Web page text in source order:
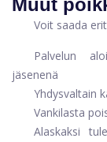
Muut
Voit saada
Palvelun
jäsenenä
Yhdysvaltain
Vankilasta
Alaskaksi